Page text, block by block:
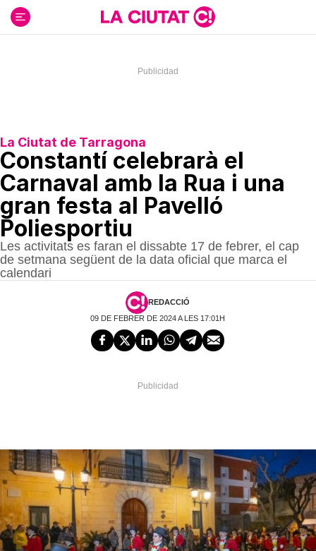
contenido
La Ciutat de Tarragona
Constantí celebrarà el
Carnaval amb la Rua i una
gran festa al Pavelló
Poliesportiu
Les activitats es faran el dissabte 17 de febrer, el cap
de setmana següent de la data oficial que marca el
calendari
REDACCIÓ
09 DE FEBRER DE 2024 A LES 17:01H